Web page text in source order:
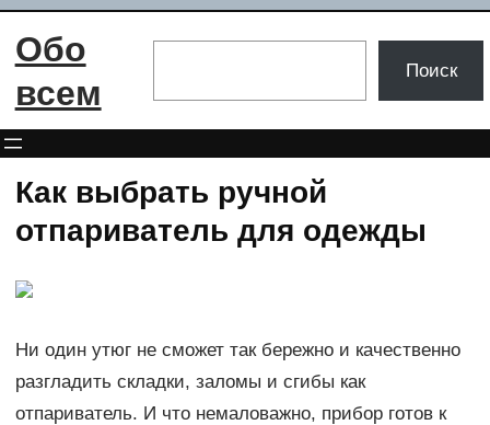
Перейти
Обо
всем
Поиск
Как выбрать ручной
отпариватель для одежды
Ни один утюг не сможет так бережно и качественно
разгладить складки, заломы и сгибы как
отпариватель. И что немаловажно, прибор готов к